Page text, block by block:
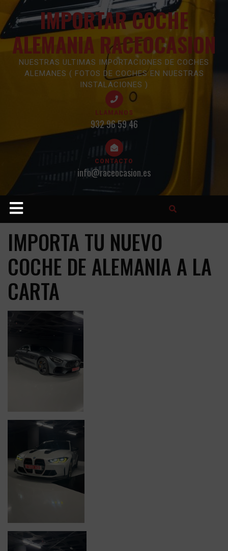
content
IMPORTAR COCHE
ALEMANIA RACEOCASION
NUESTRAS ULTIMAS IMPORTACIONES DE COCHES
ALEMANES ( FOTOS DE COCHES EN NUESTRAS
INSTALACIONES )
LLAMANOS
932 96 59 46
CONTACTO
info@raceocasion.es
IMPORTA TU NUEVO
COCHE DE ALEMANIA A LA
CARTA